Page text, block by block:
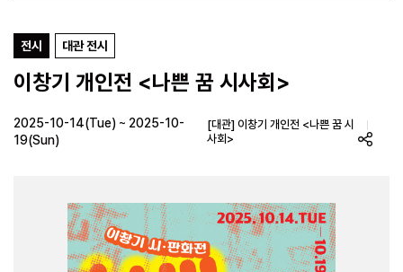
전시 대관 전시
이창기 개인전 <나쁜 꿈 시사회>
2025-10-14(Tue) ~ 2025-10-
19(Sun)
[대관] 이창기 개인전 <나쁜 꿈 시
사회>